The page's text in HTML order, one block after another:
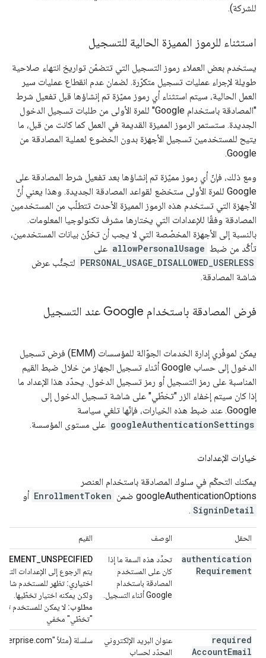
للشركة).
استثناء للرموز المميزة الحالية للتسجيل
يستخدم بعض العملاء رموز التسجيل التي تتضمّن تواريخ انتهاء صلاحية
طويلة لإجراء عمليات تسجيل متكرّرة. لضمان عدم انقطاع عمليات سير
العمل الحالية، سيتم استثناء أي رموز مميّزة تم إنشاؤها قبل تفعيل شرط
"المصادقة باستخدام Google" للمرة الأولى من طلبات تسجيل الدخول
الجديدة. ستستمر الرموز المميزة القديمة في العمل كما كانت من قبل، ما
يتيح للمستخدمين تسجيل الأجهزة بدون الخضوع لعملية المصادقة من
Google.
ومع ذلك، فإنّ أي رموز مميّزة تم إنشاؤها بعد تفعيل شرط المصادقة على
Google للمرة الأولى ستخضع لقواعد المصادقة الجديدة. وهذا يعني أنّ
الأجهزة التي تستخدم هذه الرموز المميزة الأحدث تتطلّب من المستخدمين
المصادقة وفقًا للإعدادات التي يختارها مشرف تكنولوجيا المعلومات.
بالنسبة إلى الأجهزة المخصّصة التي لا يجب أن تخزّن بيانات المستخدمين،
تأكَّد من ضبط allowPersonalUsage على
PERSONAL_USAGE_DISALLOWED_USERLESS لتجنُّب عرض
شاشة المصادقة.
فرض المصادقة باستخدام Google عند التسجيل
يمكن لموفّري إدارة الخدمات الجوّالة للمؤسسات (EMM) فرض تسجيل
الدخول إلى حساب Google أثناء تسجيل الجهاز من خلال ضبط القيم
المناسبة على رمز التسجيل أو رمز تسجيل الدخول. يحدّد هذا الإعداد ما
إذا كان سيتم إخفاء الزر "تخطّي" على شاشة تسجيل الدخول إلى
Google. عند ضبط هذه الخيارات، فإنّها تلغي سياسة
googleAuthenticationSettings على مستوى المؤسسة.
خيارات الإعدادات
يمكنك التحكّم في سلوك المصادقة باستخدام العنصر
googleAuthenticationOptions ضمن
EnrollmentToken أو
SigninDetail
.
الحقل الوصف القيم
authentication
Requirement
تحدِّد هذه السمة ما إذا
كان على المستخدم
المصادقة باستخدام
Google أثناء التسجيل.
يتم الرجوع إلى الإعدادات
اختياري:
ولكن يمكنه اختيار تخطّيها.
مطلوب: لا يمكن للمستخدم
"تخطّي" مخفي
required
AccountEmail
عنوان البريد الإلكتروني
المحدّد لحساب
سلسلة (مثلاً "user@enterprise.com")